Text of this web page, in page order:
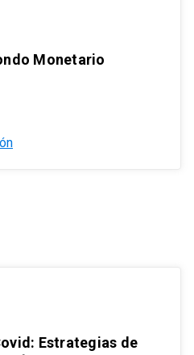
Monetario
Estrategias de